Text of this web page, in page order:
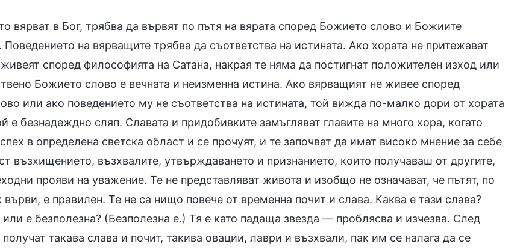
вярват в Бог, трябва да вървят по пътя на вярата според Божието слово и Божиите
Поведението на вярващите трябва да съответства на истината. Ако хората не притежават
според философията на Сатана, накрая те няма да постигнат положителен изход или
Божието слово е вечната и неизменна истина. Ако вярващият не живее според
или ако поведението му не съответства на истината, той вижда по-малко дори от хората
е безнадеждно сляп. Славата и придобивките замъгляват главите на много хора, когато
в определена светска област и се прочуят, и те започват да имат високо мнение за себе
възхищението, възхвалите, утвърждаването и признанието, които получаваш от другите,
прояви на уважение. Те не представляват живота и изобщо не означават, че пътят, по
върви, е правилен. Те не са нищо повече от временна почит и слава. Каква е тази слава?
или е безполезна? (Безполезна е.) Тя е като падаща звезда — проблясва и изчезва. След
получат такава слава и почит, такива овации, лаври и възхвали, пак им се налага да се